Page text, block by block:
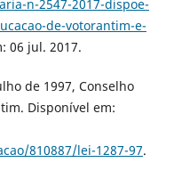
n-2547-2017-dispoe-
de-votorantim-e-
06 jul. 2017.
de 1997, Conselho
Disponível em:
810887/lei-1287-97.